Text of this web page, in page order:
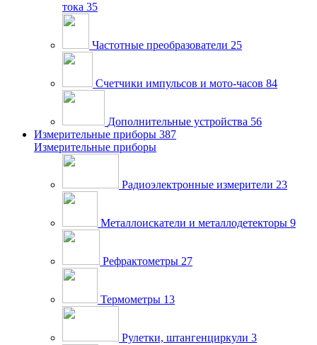
тока 35
Частотные преобразователи 25
Счетчики импульсов и мото-часов 84
Дополнительные устройства 56
Измерительные приборы 387
Измерительные приборы
Радиоэлектронные измерители 23
Металлоискатели и металлодетекторы 9
Рефрактометры 27
Термометры 13
Рулетки, штангенциркули 3